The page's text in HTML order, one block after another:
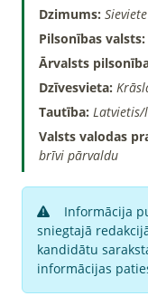
Dzimums: Sieviete
Pilsonības valsts:
Ārvalsts
Dzīvesvieta:
Tautība:
Valsts valodas
brīvi pārvaldu
Informācija
sniegtajā
kandidātu
informācijas